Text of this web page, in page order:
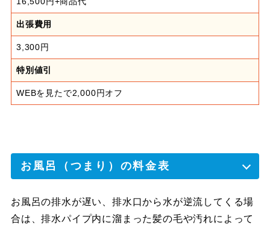
出張費用
3,300円
特別値引
WEBを見たで2,000円オフ
お風呂（つまり）の料金表
お風呂の排水が遅い、排水口から水が逆流してくる場
合は、排水パイプ内に溜まった髪の毛や汚れによって